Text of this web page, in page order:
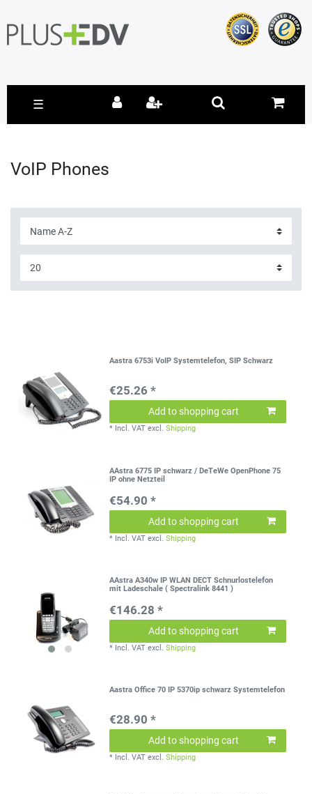
☰
VoIP Phones
Aastra 6753i VoIP Systemtelefon, SIP Schwarz
€25.26 *
Add to shopping cart
* Incl. VAT excl.Shipping
AAstra 6775 IP schwarz / DeTeWe OpenPhone 75
IP ohne Netzteil
€54.90 *
Add to shopping cart
* Incl. VAT excl.Shipping
AAstra A340w IP WLAN DECT Schnurlostelefon
mit Ladeschale ( Spectralink 8441 )
€146.28 *
Add to shopping cart
* Incl. VAT excl.Shipping
Aastra Office 70 IP 5370ip schwarz Systemtelefon
€28.90 *
Add to shopping cart
* Incl. VAT excl.Shipping